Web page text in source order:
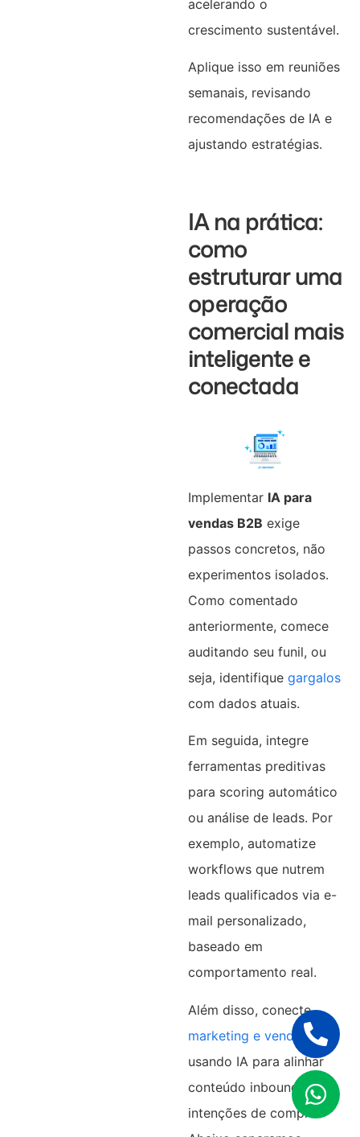
acelerando o
crescimento sustentável.
Aplique isso em reuniões
semanais, revisando
recomendações de IA e
ajustando estratégias.
IA na prática:
como
estruturar uma
operação
comercial mais
inteligente e
conectada
Implementar IA para
vendas B2B exige
passos concretos, não
experimentos isolados.
Como comentado
anteriormente, comece
auditando seu funil, ou
seja, identifique gargalos
com dados atuais.
Em seguida, integre
ferramentas preditivas
para scoring automático
ou análise de leads. Por
exemplo, automatize
workflows que nutrem
leads qualificados via e-
mail personalizado,
baseado em
comportamento real.
Além disso, conecte
marketing e vendas,
usando IA para alinhar
conteúdo inbound com
intenções de compra.